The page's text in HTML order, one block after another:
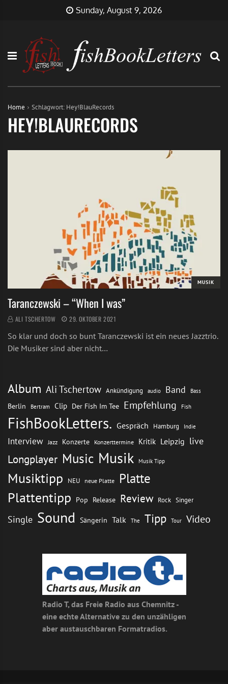
Sunday, August 9, 2026
Home Schlagwort: Hey!BlauRecords
HEY!BLAURECORDS
MUSIK
Taranczewski – “When I was”
ALI TSCHERTOW 29. OKTOBER 2021
So klar und doch so bunt Taranczewski ist ein neues Jazztrio.
Die Musiker sind aber nicht…
Album Ali Tschertow Ankündigung audio Band Bass
Berlin Bertram Clip Der Fish Im Tee Empfehlung Fish
FishBookLetters. Gespräch Hamburg Indie
Interview Jazz Konzerte Konzerttermine Kritik Leipzig live
Longplayer Music Musik Musik Tipp
Musiktipp NEU neue Platte Platte
Plattentipp Pop Release Review Rock Singer
Single Sound Sängerin Talk The Tipp Tour Video
Radio T, das Freie Radio aus Chemnitz -
eine echte Alternative zu den unzähligen
aber austauschbaren Formatradios.